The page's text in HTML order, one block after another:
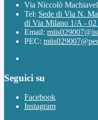
Via Niccolò
Tel: Sede di Via N.
di Via Milano 1/A - 02
Email:
PEC:
Seguici su
Facebook
Instagram